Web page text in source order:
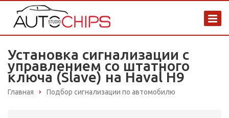
Установка сигнализации с
управлением со штатного
ключа (Slave) на Haval H9
Главная Подбор сигнализации по автомобилю